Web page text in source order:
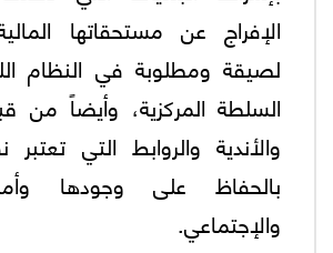
الإفراج عن مستحقاتها
لصيقة ومطلوبة في النظام
السلطة المركزية، وأيضاً من
والأندية والروابط التي
بالحفاظ على وجودها
والإجتماعي.